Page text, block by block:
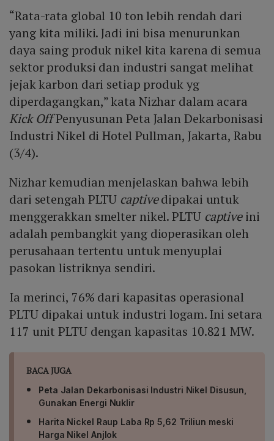
“Rata-rata global 10 ton lebih rendah dari
yang kita miliki. Jadi ini bisa menurunkan
daya saing produk nikel kita karena di semua
sektor produksi dan industri sangat melihat
jejak karbon dari setiap produk yg
diperdagangkan,” kata Nizhar dalam acara
Kick OffPenyusunan Peta Jalan Dekarbonisasi
Industri Nikel di Hotel Pullman, Jakarta, Rabu
(3/4).
Nizhar kemudian menjelaskan bahwa lebih
dari setengah PLTU captivedipakai untuk
menggerakkan smelter nikel. PLTU captiveini
adalah pembangkit yang dioperasikan oleh
perusahaan tertentu untuk menyuplai
pasokan listriknya sendiri.
Ia merinci, 76% dari kapasitas operasional
PLTU dipakai untuk industri logam. Ini setara
117 unit PLTU dengan kapasitas 10.821 MW.
BACA JUGA
Peta Jalan Dekarbonisasi Industri Nikel Disusun,
Gunakan Energi Nuklir
Harita Nickel Raup Laba Rp 5,62 Triliun meski
Harga Nikel Anjlok